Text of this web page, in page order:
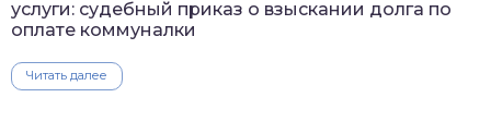
услуги: судебный приказ о взыскании долга по
оплате коммуналки
Читать далее